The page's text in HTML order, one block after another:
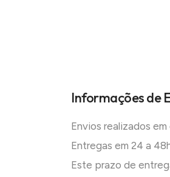
Informações de
Envios realizados em
Entregas em 24 a
Este prazo de